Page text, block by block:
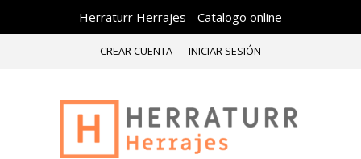
Herraturr Herrajes - Catalogo online
CREAR CUENTA INICIAR SESIÓN